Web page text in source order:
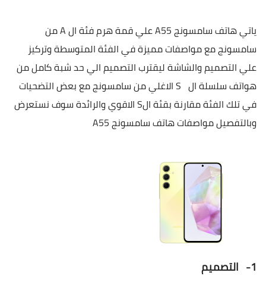
ياتي هاتف سامسونجA55علي قمة هرم فئة الAمن
سامسونج مع مواصفات مميزة في الفئة المتوسطة وتركيز
علي التصميم والشاشة ليقترب التصميم الي حد شبة كامل من
هواتف سلسلة ال Sالاغلي من سامسونج مع بعض التضحيات
في تلك الفئة مقارنة بقئة الSالاقوي والرائدة سوف نستعرض
وبالتفصيل مواصفات هاتف سامسونجA55
1- التصميم